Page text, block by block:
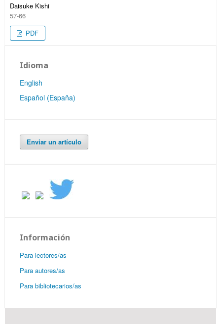
Daisuke Kishi
57-66
PDF
Idioma
English
Español (España)
Enviar un artículo
Información
Para lectores/as
Para autores/as
Para bibliotecarios/as